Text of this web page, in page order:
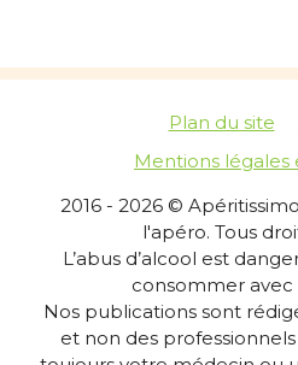
Plan du site
Mentions légales
2016 - 2026 ©
l'apéro. Tous
L’abus d’alcool est
consommer avec
Nos publications sont
et non des